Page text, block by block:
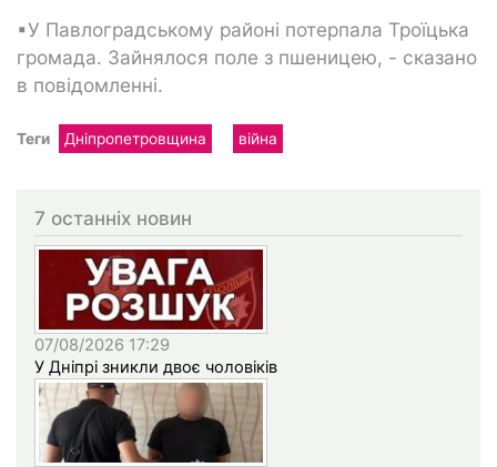
▪У Павлоградському районі потерпала Троїцька
громада. Зайнялося поле з пшеницею, - сказано
в повідомленні.
Теги Дніпропетровщина війна
7 останніх новин
07/08/2026 17:29
У Дніпрі зникли двоє чоловіків